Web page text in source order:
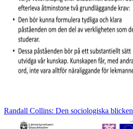
Randall Collins: Den sociologiska blicken